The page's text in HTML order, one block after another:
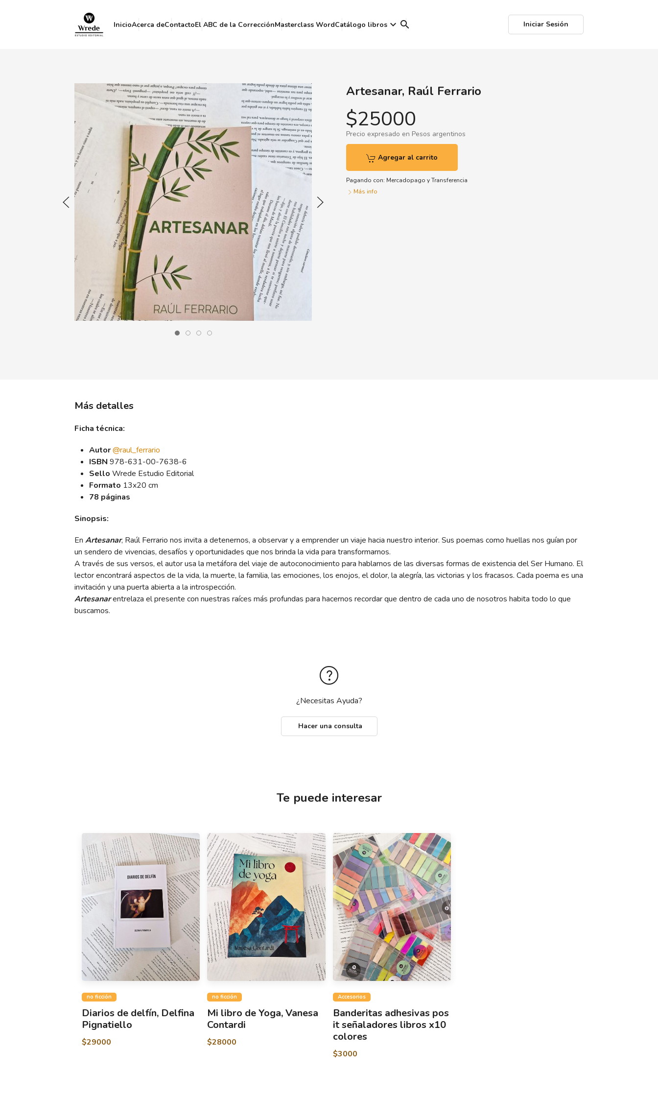
InicioAcerca deContactoEl ABC de la CorrecciónMasterclass WordCatálogo libros keyboard_arrow_down search Iniciar Sesión
Artesanar, Raúl Ferrario
$25000
Precio expresado en Pesos argentinos
Agregar al carrito
Pagando con: Mercadopago yTransferencia
Más info
Más detalles
Ficha técnica:
Autor@raul_ferrario
ISBN 978-631-00-7638-6
Sello Wrede Estudio Editorial
Formato 13x20 cm
78 páginas
Sinopsis:
EnArtesanar, Raúl Ferrario nos invita a detenernos, a observar y a emprender un viaje hacia nuestro interior. Sus poemas como huellas nos guían por
un sendero de vivencias, desafíos y oportunidades que nos brinda la vida para transformarnos.
A través de sus versos, el autor usa la metáfora del viaje de autoconocimiento para hablarnos de las diversas formas de existencia del Ser Humano. El
lector encontrará aspectos de la vida, la muerte, la familia, las emociones, los enojos, el dolor, la alegría, las victorias y los fracasos. Cada poema es una
invitación y una puerta abierta a la introspección.
Artesanarentrelaza el presente con nuestras raíces más profundas para hacernos recordar que dentro de cada uno de nosotros habita todo lo que
buscamos.
¿Necesitas Ayuda?
Hacer una consulta
Te puede interesar
no ficción
Diarios de delfín, Delfina
Pignatiello
$29000
no ficción
Mi libro de Yoga, Vanesa
Contardi
$28000
Accesorios
Banderitas adhesivas pos
it señaladores libros x10
colores
$3000